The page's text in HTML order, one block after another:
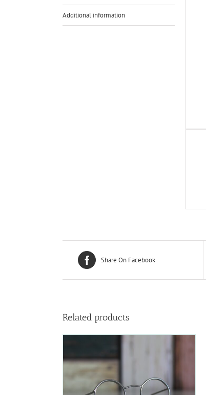
Additional information
Share On Facebook
Related products